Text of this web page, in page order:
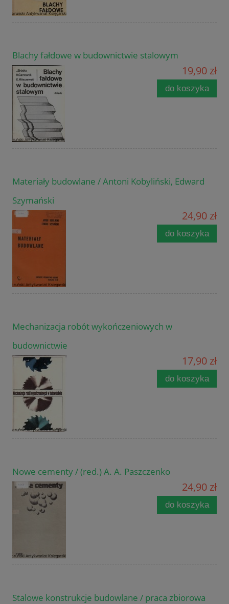
Blachy fałdowe w budownictwie stalowym
19,90 zł
do koszyka
Materiały budowlane / Antoni Kobyliński, Edward
Szymański
24,90 zł
do koszyka
Mechanizacja robót wykończeniowych w
budownictwie
17,90 zł
do koszyka
Nowe cementy / (red.) A. A. Paszczenko
24,90 zł
do koszyka
Stalowe konstrukcje budowlane / praca zbiorowa